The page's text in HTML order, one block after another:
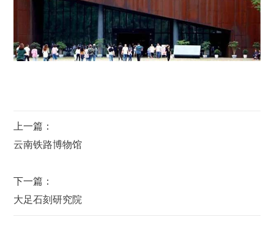
上一篇：
云南铁路博物馆
下一篇：
大足石刻研究院